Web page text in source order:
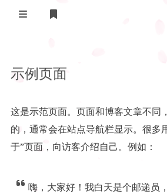
分享
游戏白嫖
示例页面
这是示范页面。页面和博客文章不同
的，通常会在站点导航栏显示。很多
于”页面，向访客介绍自己。例如：
嗨，大家好！我白天是个邮递员